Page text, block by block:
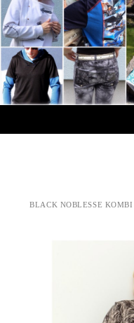
BLACK NOBLESSE KOMBI